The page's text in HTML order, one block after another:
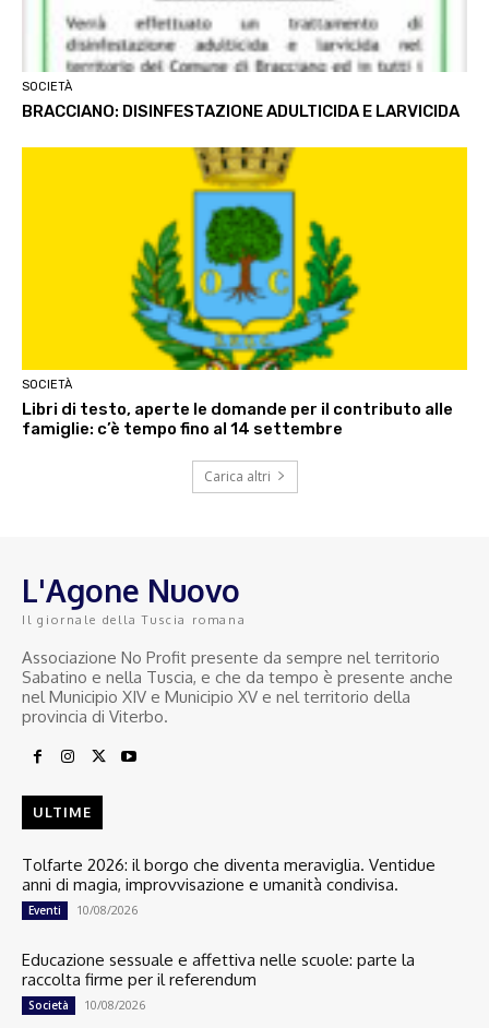
SOCIETÀ
BRACCIANO: DISINFESTAZIONE ADULTICIDA E LARVICIDA
SOCIETÀ
Libri di testo, aperte le domande per il contributo alle
famiglie: c’è tempo fino al 14 settembre
Carica altri
L'Agone Nuovo
Il giornale della Tuscia romana
Associazione No Profit presente da sempre nel territorio
Sabatino e nella Tuscia, e che da tempo è presente anche
nel Municipio XIV e Municipio XV e nel territorio della
provincia di Viterbo.
ULTIME
Tolfarte 2026: il borgo che diventa meraviglia. Ventidue
anni di magia, improvvisazione e umanità condivisa.
Eventi 10/08/2026
Educazione sessuale e affettiva nelle scuole: parte la
raccolta firme per il referendum
Società 10/08/2026